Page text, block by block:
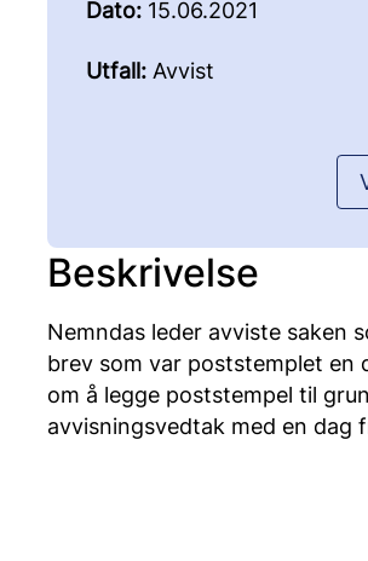
Dato: 15.06.2021
Utfall: Avvist
Beskrivelse
Nemndas leder avviste saken
brev som var poststemplet en
om å legge poststempel til
avvisningsvedtak med en dag